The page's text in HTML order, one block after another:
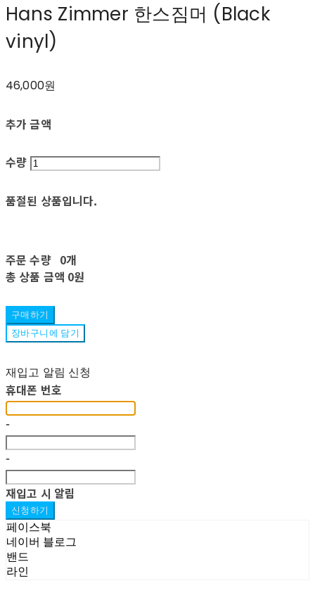
Hans Zimmer 한스짐머 (Black
vinyl)
46,000원
추가 금액
수량
품절된 상품입니다.
주문 수량 0개
총 상품 금액 0원
구매하기
장바구니에 담기
재입고 알림 신청
휴대폰 번호
-
-
재입고 시 알림
신청하기
페이스북
네이버 블로그
밴드
라인